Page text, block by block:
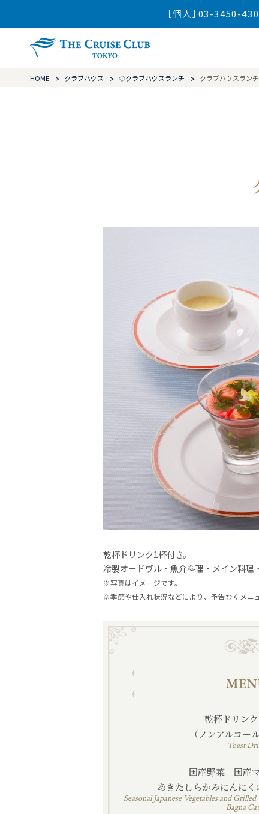
［個人］03-3450-
ザ・クルー
HOME クラブハウス ◇クラブハウスランチ クラブハウスラン
乾杯ドリンク1杯付き。
冷製オードヴル・魚介料理・メイン料理
※写真はイメージです。
※季節や仕入れ状況などにより、予告なくメニ
乾杯ドリン
（ノンアルコー
Toast
国産野菜 国産
あきたしらかみにんに
Seasonal Japanese Vegetables and
Bagna